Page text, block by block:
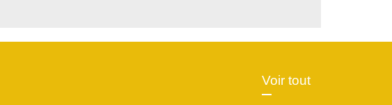
Voir tout